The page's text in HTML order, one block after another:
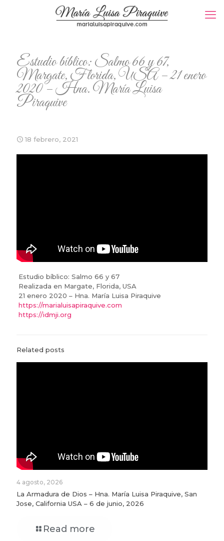
Estudio bíblico: Salmo 66 y 67,
Margate, Florida, USA – 21 enero
2020 – Hna. María Luisa
Piraquive
18 febrero, 2021
Estudio bíblico: Salmo 66 y 67
Realizada en Margate, Florida, USA
21 enero 2020 – Hna. María Luisa Piraquive
https://marialuisapiraquive.com
https://idmji.org
Related posts
4 agosto, 2026
La Armadura de Dios – Hna. María Luisa Piraquive, San
Jose, California USA – 6 de junio, 2026
Read more